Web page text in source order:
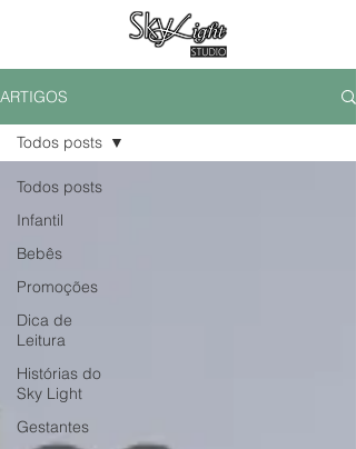
ARTIGOS
Todos posts
Infantil
Bebês
Promoções
Dica de
Leitura
Histórias do
Sky Light
Gestantes
Todos posts